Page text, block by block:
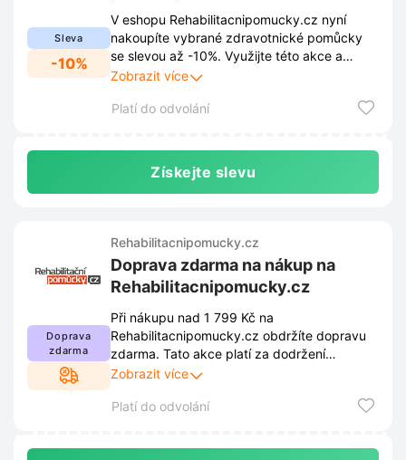
Sleva
-10%
Rehabilitacnipomucky.cz
V eshopu Rehabilitacnipomucky.cz nyní
nakoupíte vybrané zdravotnické pomůcky
se slevou až -10%. Využijte této akce a
pořiďte si kvalitní vybavení za výhodnější
Zobrazit více
Platí do odvolání
Získejte slevu
Doprava
zdarma
Rehabilitacnipomucky.cz
Doprava zdarma na nákup na
Rehabilitacnipomucky.cz
Při nákupu nad 1 799 Kč na
Rehabilitacnipomucky.cz obdržíte dopravu
zdarma. Tato akce platí za dodržení
obchodních podmínek zveřejněných na
měnit, proto je doporučeno je pravidelně
Zobrazit více
Platí do odvolání